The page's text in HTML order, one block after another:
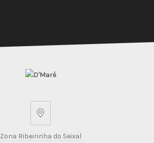
Zona
Zona Ribeirinha do Seixal